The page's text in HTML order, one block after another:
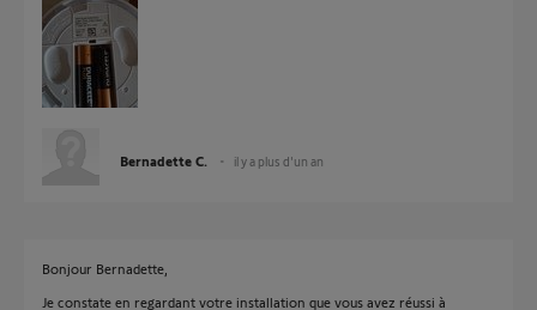
Bernadette C. il y a plus d'un an
Bonjour Bernadette,
Je constate en regardant votre installation que vous avez réussi à